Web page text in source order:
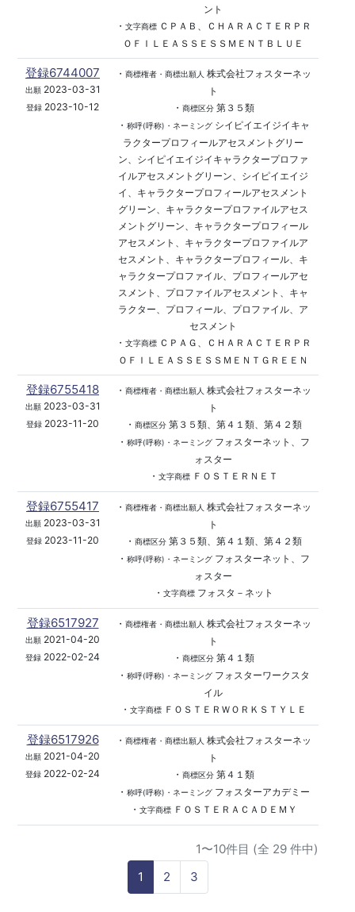
ント
・ 文字商標ＣＰＡＢ、ＣＨＡＲＡＣＴＥＲＰＲ
ＯＦＩＬＥＡＳＳＥＳＳＭＥＮＴＢＬＵＥ
登録6744007
出願2023-03-31
登録 2023-10-12
・ 商標権者・商標出願人 株式会社フォスターネッ
ト
・ 商標区分第３５類
・ 称呼(呼称)・ネーミングシイピイエイジイキャ
ラクタープロフィールアセスメントグリー
ン、シイピイエイジイキャラクタープロファ
イルアセスメントグリーン、シイピイエイジ
イ、キャラクタープロフィールアセスメント
グリーン、キャラクタープロファイルアセス
メントグリーン、キャラクタープロフィール
アセスメント、キャラクタープロファイルア
セスメント、キャラクタープロフィール、キ
ャラクタープロファイル、プロフィールアセ
スメント、プロファイルアセスメント、キャ
ラクター、プロフィール、プロファイル、ア
セスメント
・ 文字商標ＣＰＡＧ、ＣＨＡＲＡＣＴＥＲＰＲ
ＯＦＩＬＥＡＳＳＥＳＳＭＥＮＴＧＲＥＥＮ
登録6755418
出願2023-03-31
登録 2023-11-20
・ 商標権者・商標出願人 株式会社フォスターネッ
ト
・ 商標区分第３５類、第４１類、第４２類
・ 称呼(呼称)・ネーミングフォスターネット、フ
ォスター
・ 文字商標ＦＯＳＴＥＲＮＥＴ
登録6755417
出願2023-03-31
登録 2023-11-20
・ 商標権者・商標出願人 株式会社フォスターネッ
ト
・ 商標区分第３５類、第４１類、第４２類
・ 称呼(呼称)・ネーミングフォスターネット、フ
ォスター
・ 文字商標フォスタ－ネット
登録6517927
出願 2021-04-20
登録 2022-02-24
・ 商標権者・商標出願人 株式会社フォスターネッ
ト
・ 商標区分第４１類
・ 称呼(呼称)・ネーミングフォスターワークスタ
イル
・ 文字商標ＦＯＳＴＥＲＷＯＲＫＳＴＹＬＥ
登録6517926
出願 2021-04-20
登録 2022-02-24
・ 商標権者・商標出願人 株式会社フォスターネッ
ト
・ 商標区分第４１類
・ 称呼(呼称)・ネーミングフォスターアカデミー
・ 文字商標ＦＯＳＴＥＲＡＣＡＤＥＭＹ
1〜10件目 (全 29 件中)
1
2 3